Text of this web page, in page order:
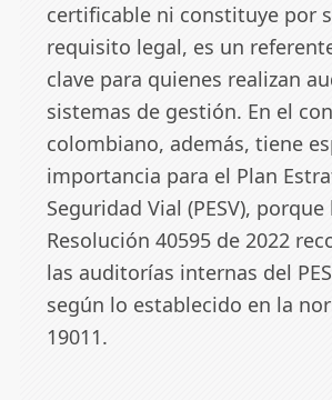
certificable ni constituye por
requisito legal, es un
clave para quienes realizan
sistemas de gestión. En el
colombiano, además, tiene
importancia para el Plan
Seguridad Vial (PESV), porque
Resolución 40595 de 2022
las auditorías internas del
según lo establecido en la
19011.